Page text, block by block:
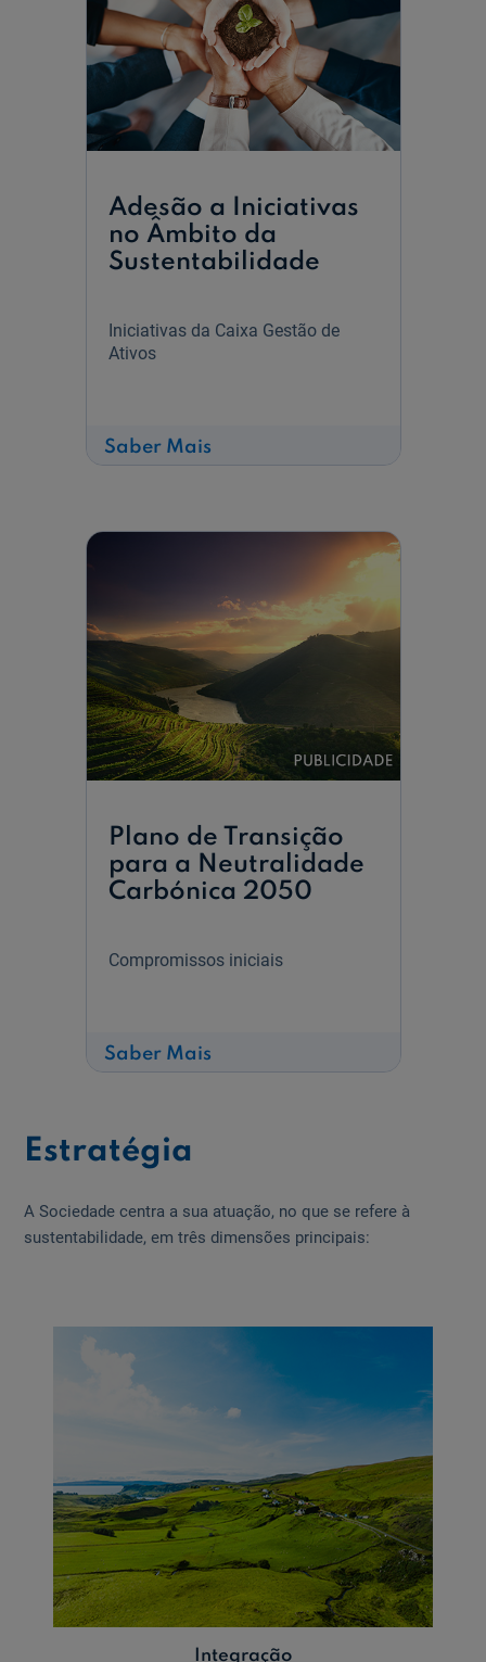
Adesão a Iniciativas
no Âmbito da
Sustentabilidade
Iniciativas da Caixa Gestão de
Ativos
Saber Maissobre
Adesão
Âmbito
Sustentabilidade
Plano de Transição
para a Neutralidade
Carbónica 2050
Compromissos iniciais
Saber Maissobre
Plano
Estratégia
A Sociedade centra a sua atuação, no que se refere à
sustentabilidade, em três dimensões principais:
Integração